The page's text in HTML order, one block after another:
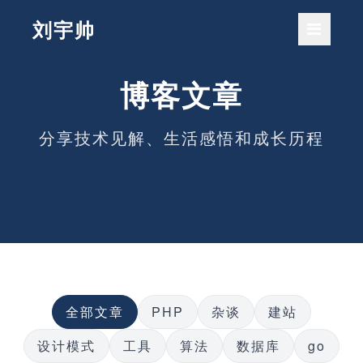
刘宇帅
博客文章
分享技术见解、生活感悟和成长历程
全部文章 PHP 杂谈
建站
设计模式
工具 算法 数据库 go